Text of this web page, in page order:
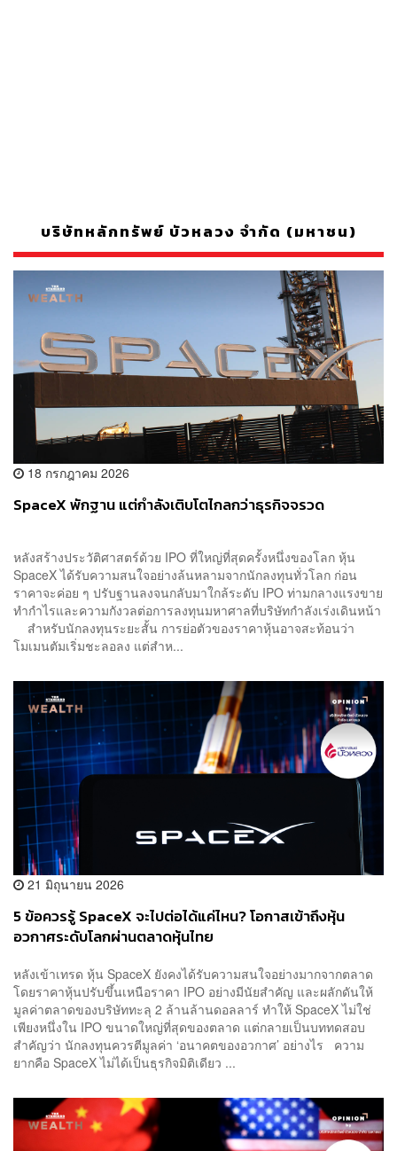
บริษัทหลักทรัพย์ บัวหลวง จำกัด (มหาชน)
18 กรกฎาคม 2026
SpaceX พักฐาน แต่กำลังเติบโตไกลกว่าธุรกิจจรวด
หลังสร้างประวัติศาสตร์ด้วย IPO ที่ใหญ่ที่สุดครั้งหนึ่งของโลก หุ้น
SpaceX ได้รับความสนใจอย่างล้นหลามจากนักลงทุนทั่วโลก ก่อน
ราคาจะค่อย ๆ ปรับฐานลงจนกลับมาใกล้ระดับ IPO ท่ามกลางแรงขาย
ทำกำไรและความกังวลต่อการลงทุนมหาศาลที่บริษัทกำลังเร่งเดินหน้า
สำหรับนักลงทุนระยะสั้น การย่อตัวของราคาหุ้นอาจสะท้อนว่า
โมเมนตัมเริ่มชะลอลง แต่สำห...
21 มิถุนายน 2026
5 ข้อควรรู้ SpaceX จะไปต่อได้แค่ไหน? โอกาสเข้าถึงหุ้น
อวกาศระดับโลกผ่านตลาดหุ้นไทย
หลังเข้าเทรด หุ้น SpaceX ยังคงได้รับความสนใจอย่างมากจากตลาด
โดยราคาหุ้นปรับขึ้นเหนือราคา IPO อย่างมีนัยสำคัญ และผลักดันให้
มูลค่าตลาดของบริษัททะลุ 2 ล้านล้านดอลลาร์ ทำให้ SpaceX ไม่ใช่
เพียงหนึ่งใน IPO ขนาดใหญ่ที่สุดของตลาด แต่กลายเป็นบททดสอบ
สำคัญว่า นักลงทุนควรตีมูลค่า ‘อนาคตของอวกาศ’ อย่างไร ความ
ยากคือ SpaceX ไม่ได้เป็นธุรกิจมิติเดียว ...